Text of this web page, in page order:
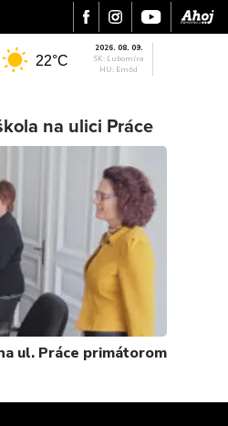
REGIÓN
ŠPORT
FOTKY
VIDEO
MIX
22°C
2026. 08. 09.
SK: Ľubomíra
HU: Emőd
na ulici Práce
ul. Práce primátorom